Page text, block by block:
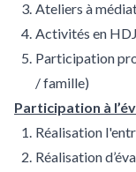
Ateliers à
Activités en
Participation
/ famille)
Participation à
Réalisation
Réalisation